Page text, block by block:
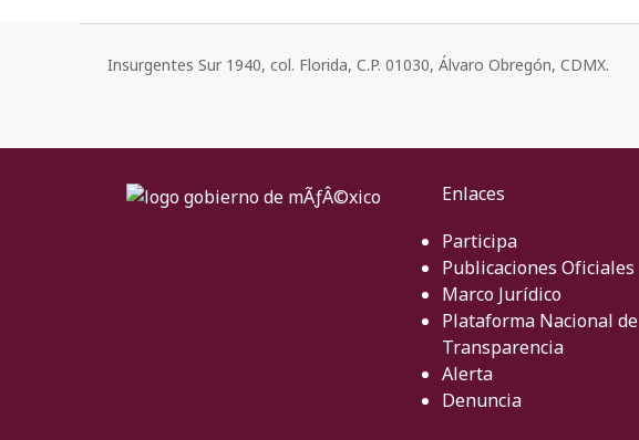
Insurgentes Sur 1940, col. Florida, C.P. 01030, Álvaro Obregón, CDMX.
Enlaces
Participa
Publicaciones Oficiales
Marco Jurídico
Plataforma Nacional de
Transparencia
Alerta
Denuncia